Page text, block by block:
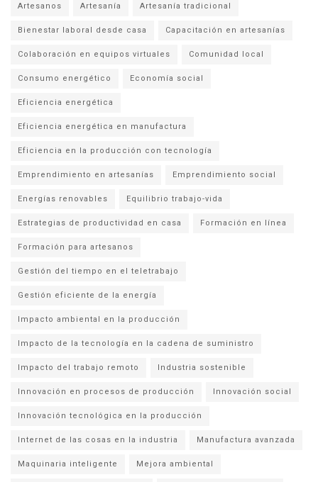
Artesanos Artesanía Artesanía tradicional
Bienestar laboral desde casa Capacitación en artesanías
Colaboración en equipos virtuales Comunidad local
Consumo energético Economía social
Eficiencia energética
Eficiencia energética en manufactura
Eficiencia en la producción con tecnología
Emprendimiento en artesanías Emprendimiento social
Energías renovables Equilibrio trabajo-vida
Estrategias de productividad en casa Formación en línea
Formación para artesanos
Gestión del tiempo en el teletrabajo
Gestión eficiente de la energía
Impacto ambiental en la producción
Impacto de la tecnología en la cadena de suministro
Impacto del trabajo remoto Industria sostenible
Innovación en procesos de producción Innovación social
Innovación tecnológica en la producción
Internet de las cosas en la industria Manufactura avanzada
Maquinaria inteligente Mejora ambiental